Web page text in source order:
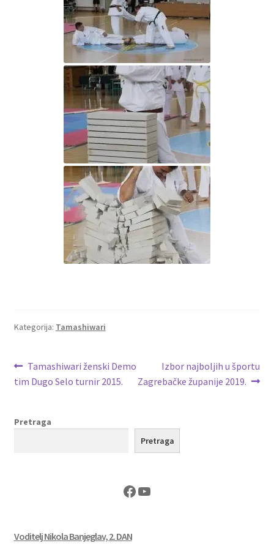
Kategorija: Tamashiwari
Navigacija
objava
Prethodna
objava:
Tamashiwari ženski Demo
tim Dugo Selo turnir 2015.
Sljedeća
objava:
Izbor najboljih u športu
Zagrebačke županije 2019.
Pretraga
Pretraga
Facebook
YouTube
Voditelj Nikola Banjeglav, 2. DAN